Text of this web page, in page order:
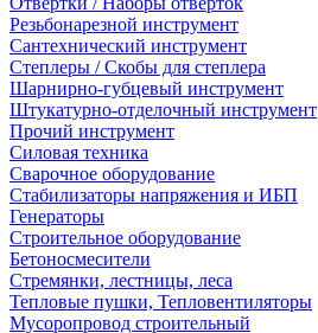
Резьбонарезной инструмент
Сантехнический инструмент
Степлеры / Скобы для степлера
Шарнирно-губцевый инструмент
Штукатурно-отделочный инструмент
Прочий инструмент
Силовая техника
Сварочное оборудование
Стабилизаторы напряжения и ИБП
Генераторы
Строительное оборудование
Бетоносмесители
Стремянки, лестницы, леса
Тепловые пушки, Тепловентиляторы
Мусоропровод строительный